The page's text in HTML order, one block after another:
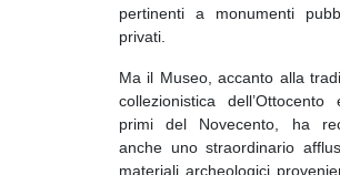
pertinenti a monumenti
privati.
Ma il Museo, accanto alla
collezionistica
primi del Novecento, ha
anche uno straordinario
materiali archeologici